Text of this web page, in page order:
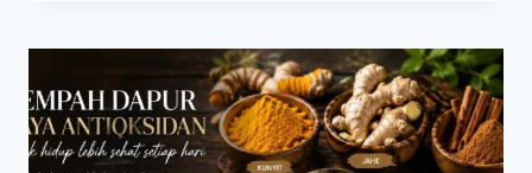
TANPA
MENGORBANKAN
KENIKMATAN
MAKANAN